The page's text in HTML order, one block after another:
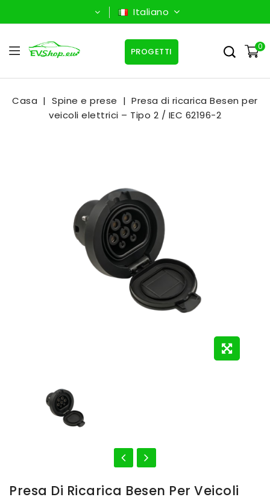
Italiano
0
PROGETTI
Casa Spine e prese
Presa di ricarica Besen per
veicoli elettrici – Tipo 2 / IEC 62196-2
Presa Di Ricarica Besen Per Veicoli